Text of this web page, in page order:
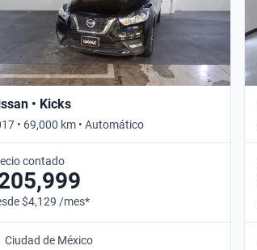
• Kicks
• 69,000 km • Automático
contado
$4,129 /mes*
Ciudad de México